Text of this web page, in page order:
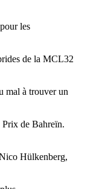
les
de la MCL32
mal à trouver un
Prix de Bahreïn.
Hülkenberg,